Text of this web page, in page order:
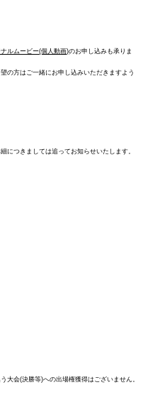
ルムービー(個人動画)のお申し込みも承りま
の方はご一緒にお申し込みいただきますよう
につきましては追ってお知らせいたします。
大会(決勝等)への出場権獲得はございません。